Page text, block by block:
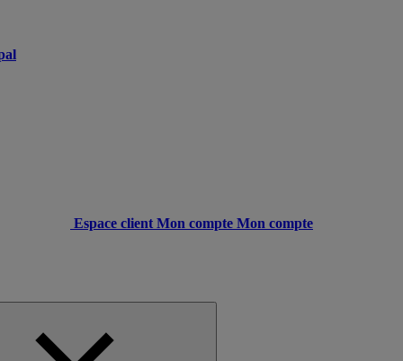
Espace client Mon compte Mon compte